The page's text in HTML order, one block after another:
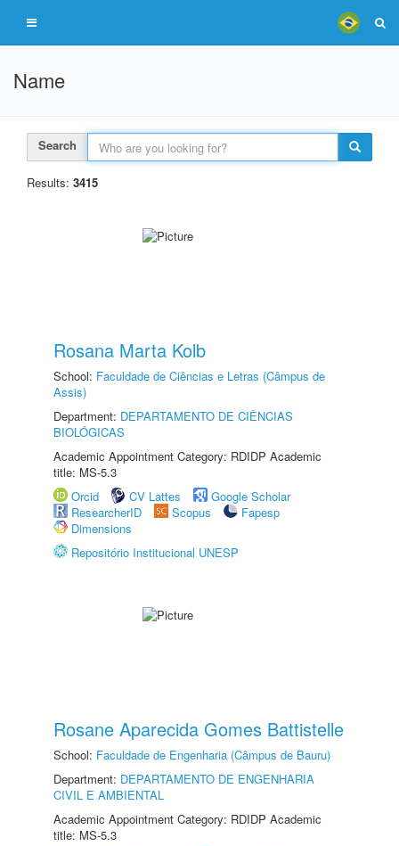
Name
Search
Results: 3415
Rosana Marta Kolb
School: Faculdade de Ciências e Letras (Câmpus de
Assis)
Department: DEPARTAMENTO DE CIÊNCIAS
BIOLÓGICAS
Academic Appointment Category: RDIDP Academic
title: MS-5.3
Orcid
CV Lattes
Google Scholar
ResearcherID
Scopus
Fapesp
Dimensions
Repositório Institucional UNESP
Rosane Aparecida Gomes Battistelle
School: Faculdade de Engenharia (Câmpus de Bauru)
Department: DEPARTAMENTO DE ENGENHARIA
CIVIL E AMBIENTAL
Academic Appointment Category: RDIDP Academic
title: MS-5.3